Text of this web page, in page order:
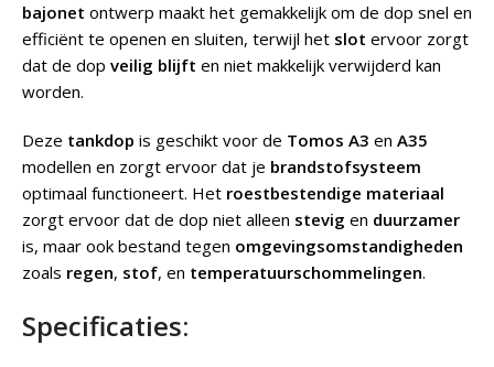
bajonet ontwerp maakt het gemakkelijk om de dop snel en
efficiënt te openen en sluiten, terwijl het slot ervoor zorgt
dat de dop veilig blijft en niet makkelijk verwijderd kan
worden.
Deze tankdop is geschikt voor de Tomos A3 en A35
modellen en zorgt ervoor dat je brandstofsysteem
optimaal functioneert. Het roestbestendige materiaal
zorgt ervoor dat de dop niet alleen stevig en duurzamer
is, maar ook bestand tegen omgevingsomstandigheden
zoals regen, stof, en temperatuurschommelingen.
Specificaties: